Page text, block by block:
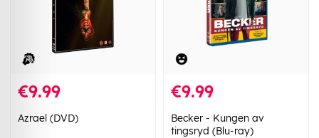
€9.99
Azrael (DVD)
€9.99
Becker - Kungen av
tingsryd (Blu-ray)